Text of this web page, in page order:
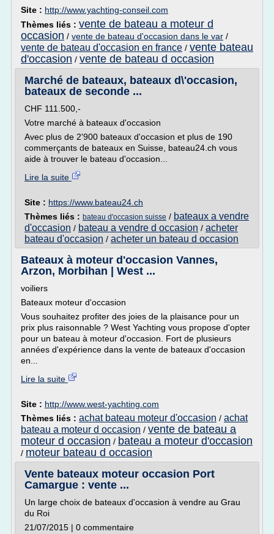
Site : http://www.yachting-conseil.com
Thèmes liés : vente de bateau a moteur d
occasion / vente de bateau d'occasion dans le var /
vente de bateau d'occasion en france / vente bateau
d'occasion / vente de bateau d occasion
Marché de bateaux, bateaux d\'occasion,
bateaux de seconde ...
CHF 111.500,-
Votre marché à bateaux d'occasion
Avec plus de 2'900 bateaux d'occasion et plus de 190
commerçants de bateaux en Suisse, bateau24.ch vous
aide à trouver le bateau d'occasion...
Lire la suite
Site : https://www.bateau24.ch
Thèmes liés : bateau d'occasion suisse / bateaux a vendre
d'occasion / bateau a vendre d occasion / acheter
bateau d'occasion / acheter un bateau d occasion
Bateaux à moteur d'occasion Vannes,
Arzon, Morbihan | West ...
voiliers
Bateaux moteur d'occasion
Vous souhaitez profiter des joies de la plaisance pour un
prix plus raisonnable ? West Yachting vous propose d'opter
pour un bateau à moteur d'occasion. Fort de plusieurs
années d'expérience dans la vente de bateaux d'occasion
en...
Lire la suite
Site : http://www.west-yachting.com
Thèmes liés : achat bateau moteur d'occasion / achat
bateau a moteur d occasion / vente de bateau a
moteur d occasion / bateau a moteur d'occasion
/ moteur bateau d occasion
Vente bateaux moteur occasion Port
Camargue : vente ...
Un large choix de bateaux d'occasion à vendre au Grau
du Roi
21/07/2015 | 0 commentaire